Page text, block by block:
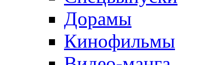
Дорамы
Кинофильмы